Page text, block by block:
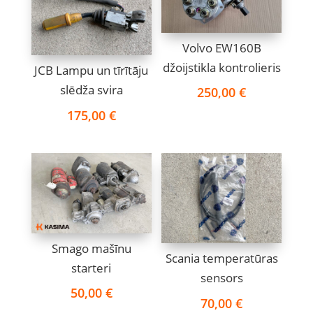
JCB Lampu un tīrītāju
slēdža svira
175,00 €
Volvo EW160B
džoijstikla kontrolieris
250,00€
Smago mašīnu
starteri
50,00 €
Scania temperatūras
sensors
70,00€